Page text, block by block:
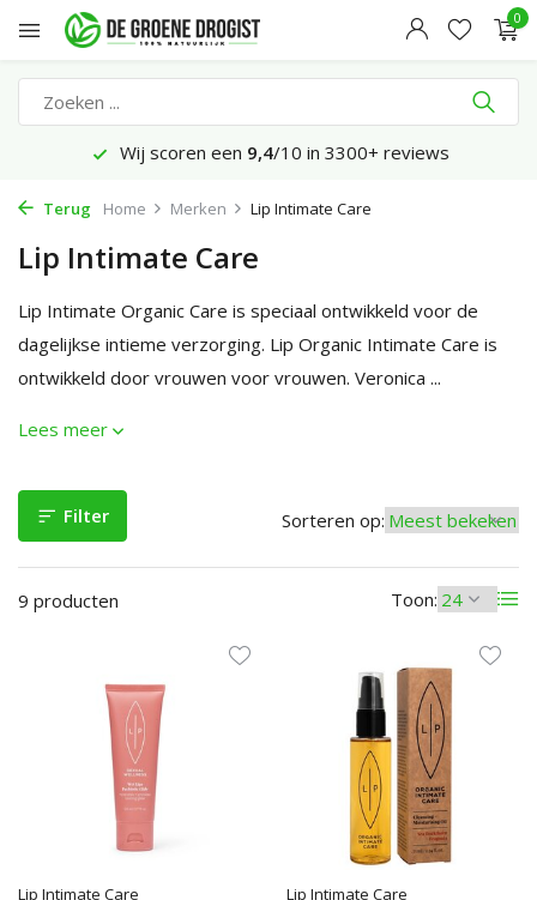
0
Wij scoren een 9,4/10 in 3300+ reviews
Terug Home Merken Lip Intimate Care
Lip Intimate Care
Lip Intimate Organic Care is speciaal ontwikkeld voor de
dagelijkse intieme verzorging. Lip Organic Intimate Care is
ontwikkeld door vrouwen voor vrouwen. Veronica ...
Lees meer
Filter
9 producten Toon:
Sorteren op:
Lip Intimate Care Lip Intimate Care